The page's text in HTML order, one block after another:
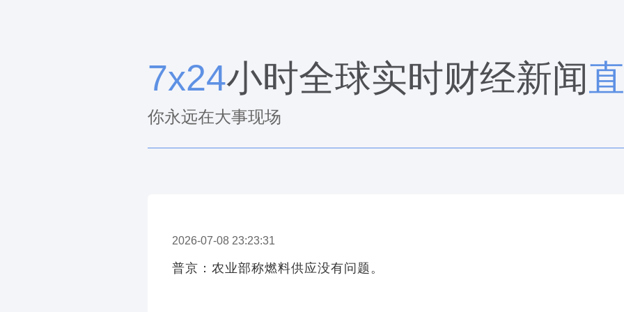
7x24小时全球实时财经新闻
你永远在大事现场
2026-07-08 23:23:31
普京：农业部称燃料供应没有问题。